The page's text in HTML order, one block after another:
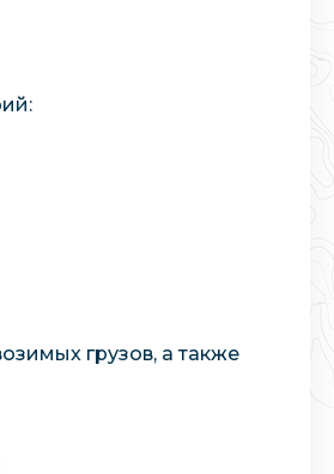
грузов, а также